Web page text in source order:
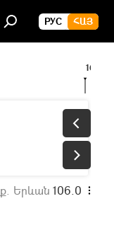
РУС ՀԱՅ
16:35
ք. Երևան 106.0